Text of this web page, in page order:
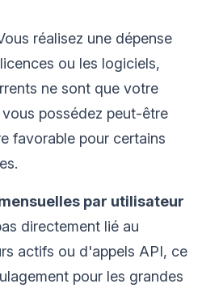
réalisez une dépense
ou les logiciels,
ne sont que votre
possédez peut-être
favorable pour certains
par utilisateur
directement lié au
actifs ou d'appels API, ce
pour les grandes